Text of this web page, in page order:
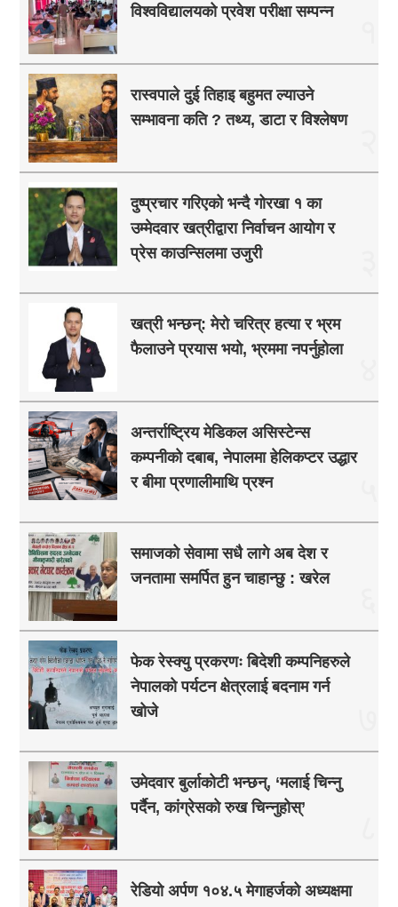
विश्वविद्यालयको प्रवेश परीक्षा सम्पन्न
रास्वपाले दुई तिहाइ बहुमत ल्याउने
सम्भावना कति ? तथ्य, डाटा र विश्लेषण
दुष्प्रचार गरिएको भन्दै गोरखा १ का
उम्मेदवार खत्रीद्वारा निर्वाचन आयोग र
प्रेस काउन्सिलमा उजुरी
खत्री भन्छन्: मेरो चरित्र हत्या र भ्रम
फैलाउने प्रयास भयो, भ्रममा नपर्नुहोला
अन्तर्राष्ट्रिय मेडिकल असिस्टेन्स
कम्पनीको दबाब, नेपालमा हेलिकप्टर उद्धार
र बीमा प्रणालीमाथि प्रश्न
समाजको सेवामा सधै लागे अब देश र
जनतामा समर्पित हुन चाहान्छु : खरेल
फेक रेस्क्यु प्रकरणः बिदेशी कम्पनिहरुले
नेपालको पर्यटन क्षेत्रलाई बदनाम गर्न
खोजे
उमेदवार बुर्लाकोटी भन्छन्, ‘मलाई चिन्नु
पर्दैन, कांग्रेसको रुख चिन्नुहोस्’
रेडियो अर्पण १०४.५ मेगाहर्जको अध्यक्षमा